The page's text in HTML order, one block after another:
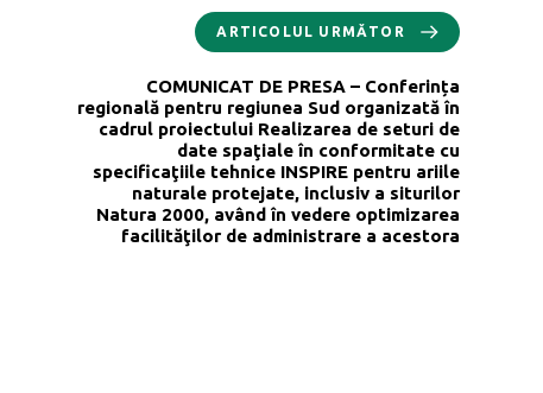
ARTICOLUL URMĂTOR
COMUNICAT DE PRESA – Conferința
regională pentru regiunea Sud organizată în
cadrul proiectului Realizarea de seturi de
date spaţiale în conformitate cu
specificaţiile tehnice INSPIRE pentru ariile
naturale protejate, inclusiv a siturilor
Natura 2000, având în vedere optimizarea
facilităţilor de administrare a acestora